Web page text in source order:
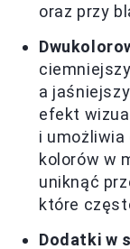
oraz przy
a
efekt
i
kolorów w
uniknąć
które
Dodatki w